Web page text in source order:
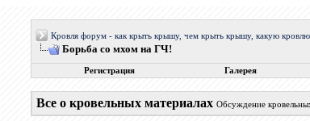
Кровля форум - как крыть крышу, чем крыть крышу, какую кровлю
Борьба со мхом на ГЧ!
Регистрация Галерея
Все о кровельных материалах Обсуждение